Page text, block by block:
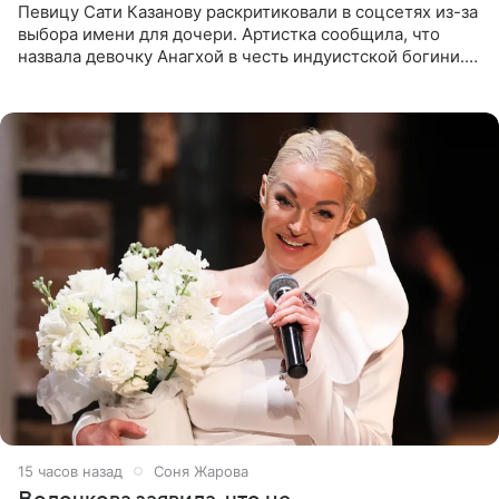
Певицу Сати Казанову раскритиковали в соцсетях из-за
выбора имени для дочери. Артистка сообщила, что
назвала девочку Анагхой в честь индуистской богини.
15 часов назад Соня Жарова